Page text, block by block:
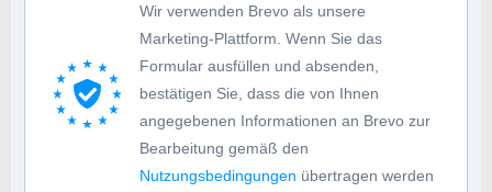
Wir verwenden Brevo als unsere
Marketing-Plattform. Wenn Sie das
Formular ausfüllen und absenden,
bestätigen Sie, dass die von Ihnen
angegebenen Informationen an Brevo zur
Bearbeitung gemäß den
Nutzungsbedingungen übertragen werden